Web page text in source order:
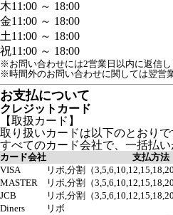
木11:00 ～ 18:00
金11:00 ～ 18:00
土11:00 ～ 18:00
祝11:00 ～ 18:00
※お問い合わせには2営業日以内に返信し
※時間外のお問い合わせに関しては翌営
お支払について
クレジットカード
【取扱カード】
取り扱いカードは以下のとおりで
すべてのカード会社で、一括払い
カード会社
支払方法
VISA
リボ,分割（
MASTER
リボ,分割（
JCB
リボ,分割（
Diners
リボ